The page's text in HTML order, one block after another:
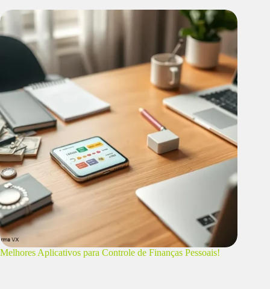
Melhores Aplicativos para Controle de Finanças Pessoais!